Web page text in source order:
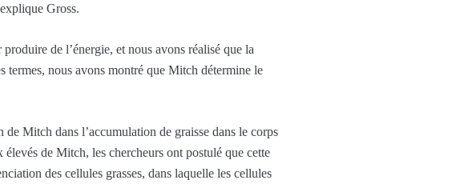
Gross.
de l’énergie, et nous avons réalisé que la
termes, nous avons montré que Mitch détermine le
Mitch dans l’accumulation de graisse dans le corps
de Mitch, les chercheurs ont postulé que cette
des cellules grasses, dans laquelle les cellules